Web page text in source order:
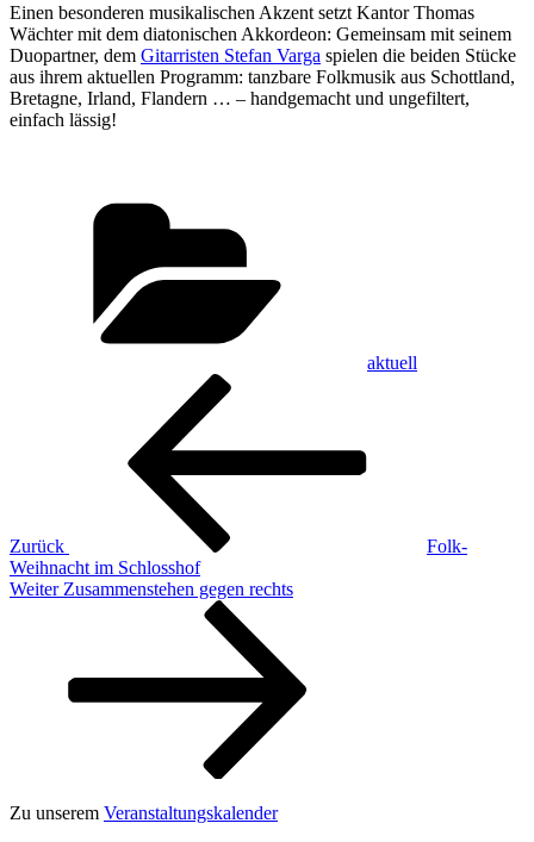
Einen besonderen musikalischen Akzent setzt Kantor Thomas
Wächter mit dem diatonischen Akkordeon: Gemeinsam mit seinem
Duopartner, dem Gitarristen Stefan Varga spielen die beiden Stücke
aus ihrem aktuellen Programm: tanzbare Folkmusik aus Schottland,
Bretagne, Irland, Flandern … – handgemacht und ungefiltert,
einfach lässig!
aktuell
Beitragsnavigation
Zurück
Folk-
Weihnacht im Schlosshof
Nächster
Weiter Zusammenstehen gegen rechts
Zu unserem Veranstaltungskalender